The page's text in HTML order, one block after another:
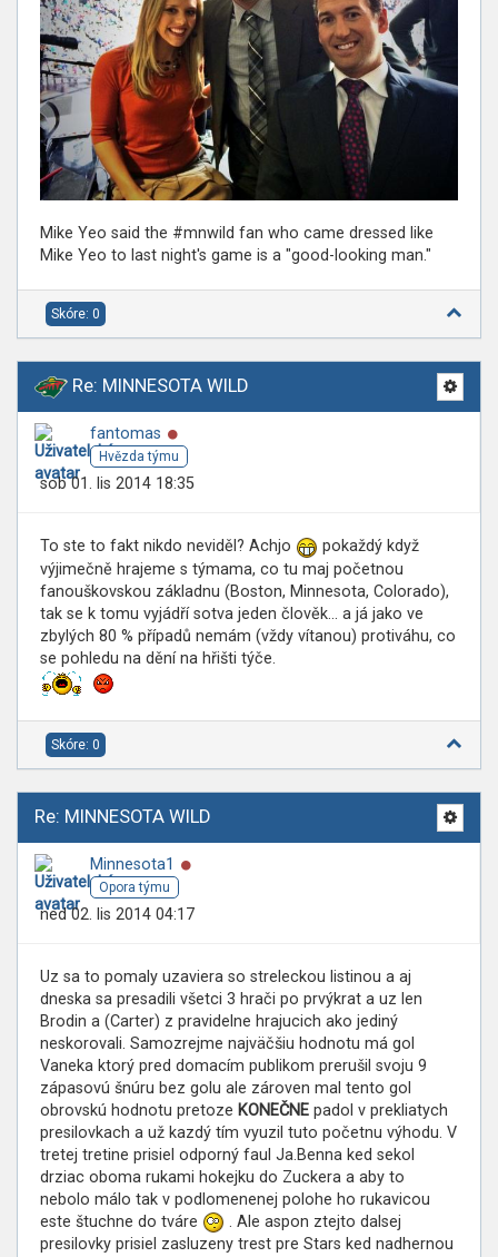
Mike Yeo said the #mnwild fan who came dressed like
Mike Yeo to last night's game is a "good-looking man."
Skóre: 0
Re: MINNESOTA WILD
fantomas
Hvězda týmu
sob 01. lis 2014 18:35
To ste to fakt nikdo neviděl? Achjo
pokaždý když
výjimečně hrajeme s týmama, co tu maj početnou
fanouškovskou základnu (Boston, Minnesota, Colorado),
tak se k tomu vyjádří sotva jeden člověk... a já jako ve
zbylých 80 % případů nemám (vždy vítanou) protiváhu, co
se pohledu na dění na hřišti týče.
Skóre: 0
Re: MINNESOTA WILD
Minnesota1
Opora týmu
ned 02. lis 2014 04:17
Uz sa to pomaly uzaviera so streleckou listinou a aj
dneska sa presadili všetci 3 hrači po prvýkrat a uz len
Brodin a (Carter) z pravidelne hrajucich ako jediný
neskorovali. Samozrejme najväčšiu hodnotu má gol
Vaneka ktorý pred domacím publikom prerušil svoju 9
zápasovú šnúru bez golu ale zároven mal tento gol
obrovskú hodnotu pretoze KONEČNE padol v prekliatych
presilovkach a už kazdý tím vyuzil tuto početnu výhodu. V
tretej tretine prisiel odporný faul Ja.Benna ked sekol
drziac oboma rukami hokejku do Zuckera a aby to
nebolo málo tak v podlomenenej polohe ho rukavicou
este štuchne do tváre
. Ale aspon ztejto dalsej
presilovky prisiel zasluzeny trest pre Stars ked nadhernou